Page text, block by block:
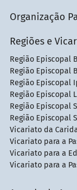
Organização
Regiões e
Região Episcopal
Região Episcopal
Região Episcopal
Região Episcopal
Região Episcopal
Região Episcopal
Vicariato da
Vicariato para a
Vicariato para a
Vicariato para a